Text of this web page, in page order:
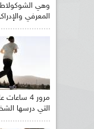
وهي
المعرفي
مرور 4
التي درسها